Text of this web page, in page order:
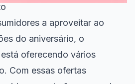
a aproveitar ao
do aniversário, o
oferecendo vários
Com essas ofertas